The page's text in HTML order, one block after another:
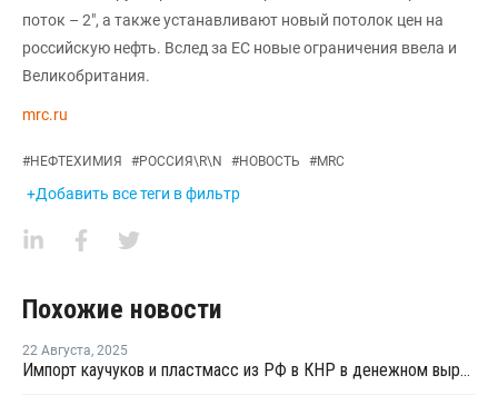
поток – 2", а также устанавливают новый потолок цен на
российскую нефть. Вслед за ЕС новые ограничения ввела и
Великобритания.
mrc.ru
#НЕФТЕХИМИЯ #РОССИЯ\R\N #НОВОСТЬ #MRC
+Добавить все теги в фильтр
Похожие новости
22 Августа, 2025
Импорт каучуков и пластмасс из РФ в КНР в денежном выражении вырос почти на 30%